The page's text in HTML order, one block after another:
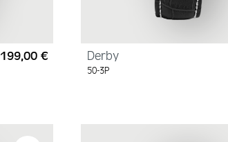
Regulärer Preis:
199,00 € Derby
50-3P